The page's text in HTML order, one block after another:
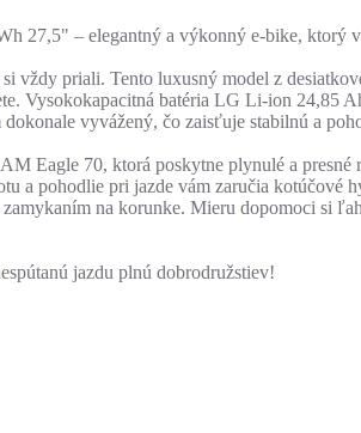
27,5" – elegantný a výkonný e-bike, ktorý
vždy priali. Tento luxusný model z
Vysokokapacitná batéria LG Li-ion 24,85
vyvážený, čo zaisťuje stabilnú a
Eagle 70, ktorá poskytne plynulé a
a pohodlie pri jazde vám zaručia
na korunke. Mieru dopomoci si
jazdu plnú dobrodružstiev!